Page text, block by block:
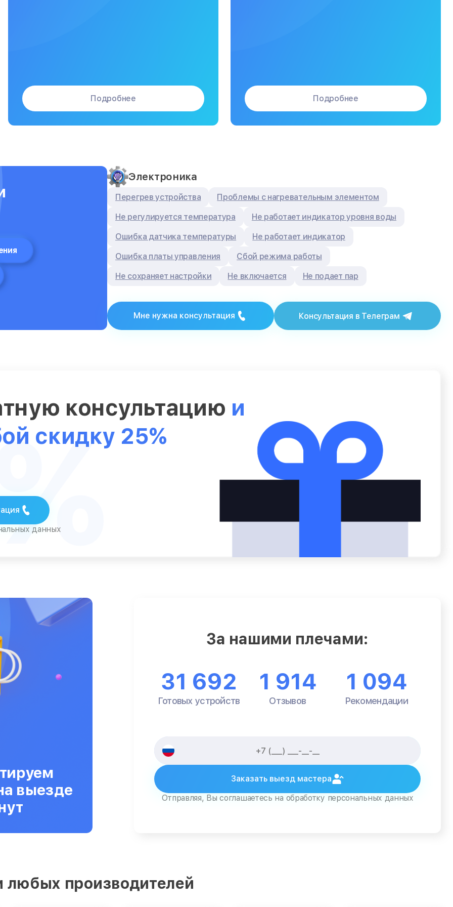
Подробнее Подробнее
Электроника
Перегрев устройства Проблемы с нагревательным элементом
Не регулируется температура Не работает индикатор уровня воды
Ошибка датчика температуры Не работает индикатор
Ошибка платы управления Сбой режима работы
Не сохраняет настройки Не включается Не подает пар
Мне нужна консультация Консультация в Телеграм
консультацию и
скидку 25%
данных
выезде
За нашими плечами:
31 692
Готовых устройств
1 914
Отзывов
1 094
Рекомендации
Заказать выезд мастера
Отправляя, Вы соглашаетесь на обработку персональных данных
любых производителей